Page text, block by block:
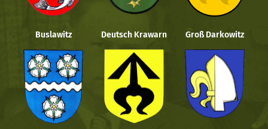
Buslawitz Deutsch Krawarn Groß Darkowitz